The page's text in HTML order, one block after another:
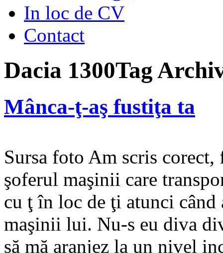
In loc de CV
Contact
Dacia 1300Tag
Mânca-ţ-aş fustiţa ta
Sursa foto Am scris corect,
şoferul maşinii care
cu ţ în loc de ţi atunci când
maşinii lui. Nu-s eu diva
să mă aranjez la un nivel